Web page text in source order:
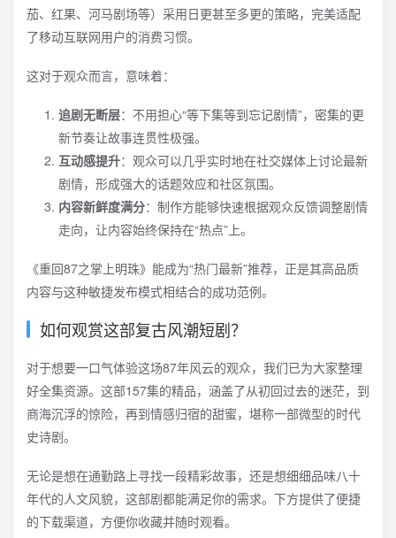
茄、红果、河马剧场等）采用日更甚至多更的策略，完美适配
了移动互联网用户的消费习惯。
这对于观众而言，意味着：
追剧无断层：不用担心“等下集等到忘记剧情”，密集的更
新节奏让故事连贯性极强。
互动感提升：观众可以几乎实时地在社交媒体上讨论最新
剧情，形成强大的话题效应和社区氛围。
内容新鲜度满分：制作方能够快速根据观众反馈调整剧情
走向，让内容始终保持在“热点”上。
《重回87之掌上明珠》能成为“热门最新”推荐，正是其高品质
内容与这种敏捷发布模式相结合的成功范例。
如何观赏这部复古风潮短剧？
对于想要一口气体验这场87年风云的观众，我们已为大家整理
好全集资源。这部157集的精品，涵盖了从初回过去的迷茫，到
商海沉浮的惊险，再到情感归宿的甜蜜，堪称一部微型的时代
史诗剧。
无论是想在通勤路上寻找一段精彩故事，还是想细细品味八十
年代的人文风貌，这部剧都能满足你的需求。下方提供了便捷
的下载渠道，方便你收藏并随时观看。